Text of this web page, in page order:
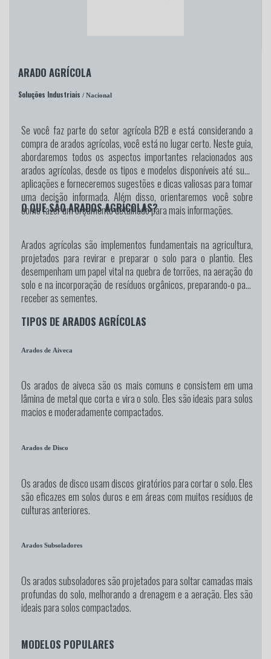
ARADO AGRÍCOLA
Soluções Industriais / Nacional
Se você faz parte do setor agrícola B2B e está considerando a
compra de arados agrícolas, você está no lugar certo. Neste guia,
abordaremos todos os aspectos importantes relacionados aos
arados agrícolas, desde os tipos e modelos disponíveis até suas
aplicações e forneceremos sugestões e dicas valiosas para tomar
uma decisão informada. Além disso, orientaremos você sobre
como fazer um orçamento detalhado para mais informações.
O QUE SÃO ARADOS AGRÍCOLAS?
Arados agrícolas são implementos fundamentais na agricultura,
projetados para revirar e preparar o solo para o plantio. Eles
desempenham um papel vital na quebra de torrões, na aeração do
solo e na incorporação de resíduos orgânicos, preparando-o para
receber as sementes.
TIPOS DE ARADOS AGRÍCOLAS
Arados de Aiveca
Os arados de aiveca são os mais comuns e consistem em uma
lâmina de metal que corta e vira o solo. Eles são ideais para solos
macios e moderadamente compactados.
Arados de Disco
Os arados de disco usam discos giratórios para cortar o solo. Eles
são eficazes em solos duros e em áreas com muitos resíduos de
culturas anteriores.
Arados Subsoladores
Os arados subsoladores são projetados para soltar camadas mais
profundas do solo, melhorando a drenagem e a aeração. Eles são
ideais para solos compactados.
MODELOS POPULARES